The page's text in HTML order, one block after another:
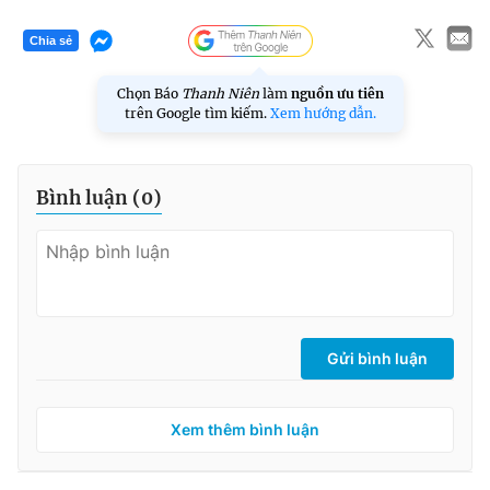
Chia sẻ
Chọn Báo Thanh Niên làm nguồn ưu tiên
trên Google tìm kiếm. Xem hướng dẫn.
Bình luận (0)
Gửi bình luận
Xem thêm bình luận